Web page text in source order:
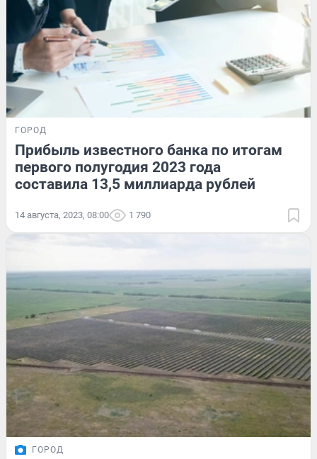
ГОРОД
Прибыль известного банка по итогам
первого полугодия 2023 года
составила 13,5 миллиарда рублей
14 августа, 2023, 08:00 1 790
ГОРОД